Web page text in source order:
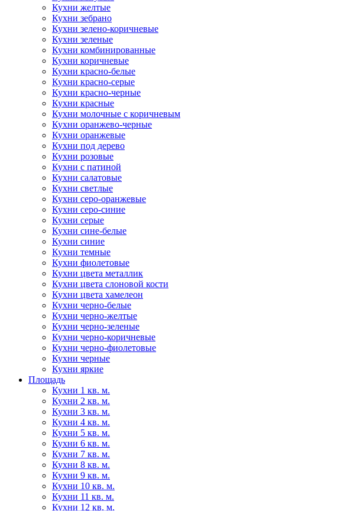
Кухни желтые
Кухни зебрано
Кухни зелено-коричневые
Кухни зеленые
Кухни комбинированные
Кухни коричневые
Кухни красно-белые
Кухни красно-серые
Кухни красно-черные
Кухни красные
Кухни молочные с коричневым
Кухни оранжево-черные
Кухни оранжевые
Кухни под дерево
Кухни розовые
Кухни с патиной
Кухни салатовые
Кухни светлые
Кухни серо-оранжевые
Кухни серо-синие
Кухни серые
Кухни сине-белые
Кухни синие
Кухни темные
Кухни фиолетовые
Кухни цвета металлик
Кухни цвета слоновой кости
Кухни цвета хамелеон
Кухни черно-белые
Кухни черно-желтые
Кухни черно-зеленые
Кухни черно-коричневые
Кухни черно-фиолетовые
Кухни черные
Кухни яркие
Площадь
Кухни 1 кв. м.
Кухни 2 кв. м.
Кухни 3 кв. м.
Кухни 4 кв. м.
Кухни 5 кв. м.
Кухни 6 кв. м.
Кухни 7 кв. м.
Кухни 8 кв. м.
Кухни 9 кв. м.
Кухни 10 кв. м.
Кухни 11 кв. м.
Кухни 12 кв. м.